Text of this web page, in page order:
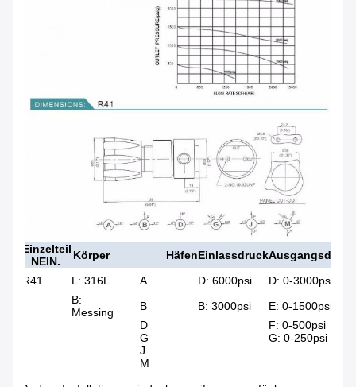
Einzelteil
NEIN.
Körper HäfenEinlassdruckAusgangsdruck
R41
L: 316L A D: 6000psi D: 0-3000psi
B:
Messing
B B: 3000psi E: 0-1500psi
D
F: 0-500psi
G
G: 0-250psi
J
M